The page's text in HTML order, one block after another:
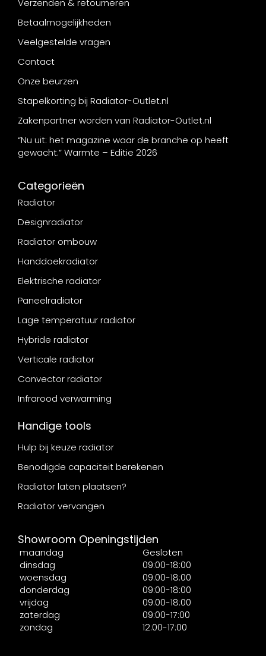
Verzenden & retourneren
Betaalmogelijkheden
Veelgestelde vragen
Contact
Onze beurzen
Stapelkorting bij Radiator-Outlet.nl
Zakenpartner worden van Radiator-Outlet.nl
“Nu uit: het magazine waar de branche op heeft
gewacht.” Warmte – Editie 2026
Categorieën
Radiator
Designradiator
Radiator ombouw
Handdoekradiator
Elektrische radiator
Paneelradiator
Lage temperatuur radiator
Hybride radiator
Verticale radiator
Convector radiator
Infrarood verwarming
Handige tools
Hulp bij keuze radiator
Benodigde capaciteit berekenen
Radiator laten plaatsen?
Radiator vervangen
Showroom Openingstijden
maandag
Gesloten
dinsdag
09:00-18:00
woensdag
09:00-18:00
donderdag
09:00-18:00
vrijdag
09:00-18:00
zaterdag
09:00-17:00
zondag
12:00-17:00